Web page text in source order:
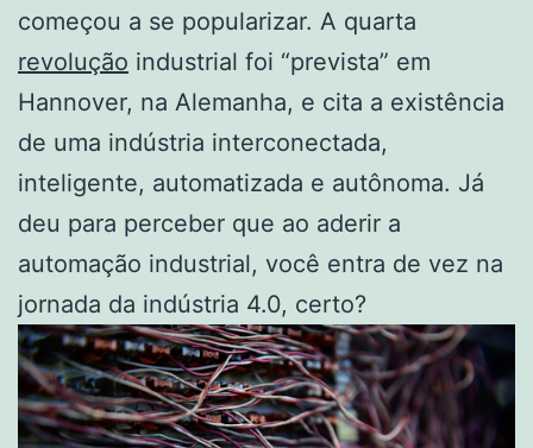
começou a se popularizar. A quarta
revolução industrial foi “prevista” em
Hannover, na Alemanha, e cita a existência
de uma indústria interconectada,
inteligente, automatizada e autônoma. Já
deu para perceber que ao aderir a
automação industrial, você entra de vez na
jornada da indústria 4.0, certo?